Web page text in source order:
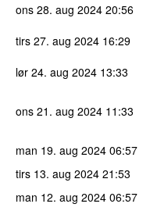
ons 28. aug 2024 20:56
tirs 27. aug 2024 16:29
lør 24. aug 2024 13:33
ons 21. aug 2024 11:33
man 19. aug 2024 06:57
tirs 13. aug 2024 21:53
man 12. aug 2024 06:57